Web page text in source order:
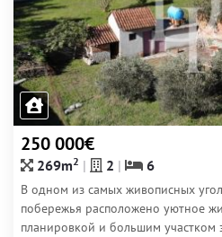
250 000€
269m2 2 6
В одном из самых живописных
побережья расположено уютное
планировкой и большим участком